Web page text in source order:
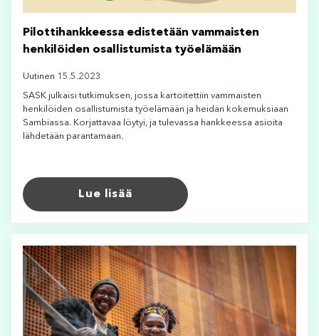
Pilottihankkeessa edistetään vammaisten
henkilöiden osallistumista työelämään
Uutinen 15.5.2023
SASK julkaisi tutkimuksen, jossa kartoitettiin vammaisten
henkilöiden osallistumista työelämään ja heidän kokemuksiaan
Sambiassa. Korjattavaa löytyi, ja tulevassa hankkeessa asioita
lähdetään parantamaan.
Lue lisää